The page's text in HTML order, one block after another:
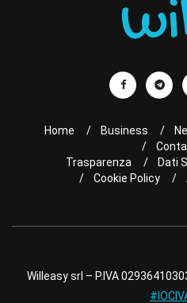
Home Business
Trasparenza
Dati
Cookie Policy
Willeasy srl – P.IVA